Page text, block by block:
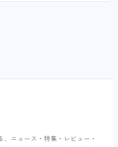
ニュース・特集・レビュー・